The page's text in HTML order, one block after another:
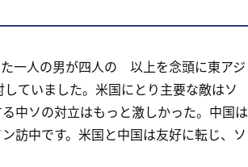
一人の男が四人の 以上を念頭に東アジ
ていました。米国にとり主要な敵はソ
中ソの対立はもっと激しかった。中国は
訪中です。米国と中国は友好に転じ、ソ